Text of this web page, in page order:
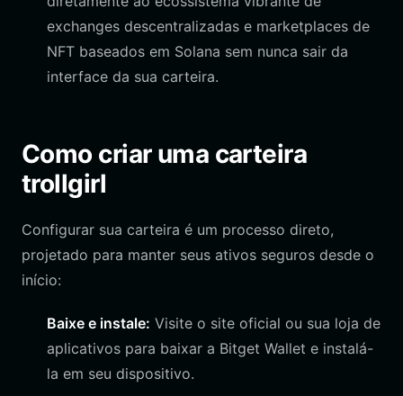
exchanges descentralizadas e marketplaces de
NFT baseados em Solana sem nunca sair da
interface da sua carteira.
Como criar uma carteira
trollgirl
Configurar sua carteira é um processo direto,
projetado para manter seus ativos seguros desde o
início:
Baixe e instale: Visite o site oficial ou sua loja de
aplicativos para baixar a Bitget Wallet e instalá-
la em seu dispositivo.